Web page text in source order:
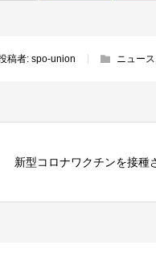
稿者: spo-union ニュース
新型コロナワクチンを接種